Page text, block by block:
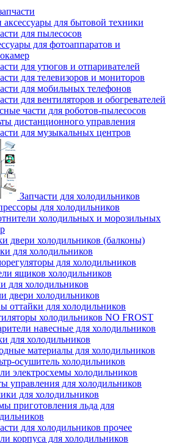
аксессуары для бытовой техники
для пылесосов
для фотоаппаратов и
для утюгов и отпаривателей
для телевизоров и мониторов
для мобильных телефонов
для вентиляторов и обогревателей
части для роботов-пылесосов
дистанционного управления
для музыкальных центров
Запчасти для холодильников
для холодильников
холодильных и морозильных
двери холодильников (балконы)
для холодильников
для холодильников
ящиков холодильников
для холодильников
двери холодильников
оттайки для холодильников
холодильников NO FROST
навесные для холодильников
для холодильников
материалы для холодильников
осушитель холодильников
электросхемы холодильников
управления для холодильников
для холодильников
приготовления льда для
для холодильников прочее
корпуса для холодильников